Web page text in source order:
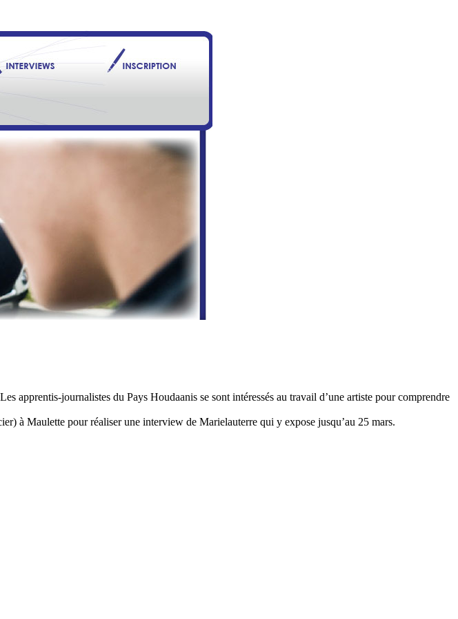
apprentis-journalistes du Pays Houdaanis se sont intéressés au travail d’une artiste pour comprendre
à Maulette pour réaliser une interview de Marielauterre qui y expose jusqu’au 25 mars.